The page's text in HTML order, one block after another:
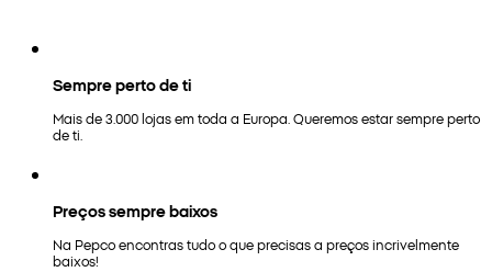
Sempre perto de ti
Mais de 3.000 lojas em toda a Europa. Queremos estar sempre perto
de ti.
Preços sempre baixos
Na Pepco encontras tudo o que precisas a preços incrivelmente
baixos!